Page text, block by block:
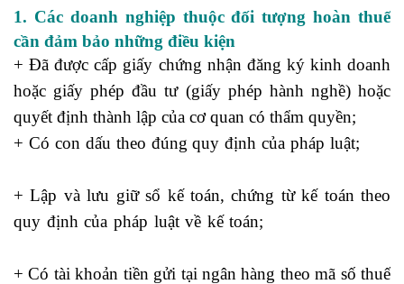
1. Các doanh nghiệp thuộc đối tượng hoàn thuế
cần đảm bảo những điều kiện
+ Đã được cấp giấy chứng nhận đăng ký kinh doanh
hoặc giấy phép đầu tư (giấy phép hành nghề) hoặc
quyết định thành lập của cơ quan có thẩm quyền;
+ Có con dấu theo đúng quy định của pháp luật;
+ Lập và lưu giữ sổ kế toán, chứng từ kế toán theo
quy định của pháp luật về kế toán;
+ Có tài khoản tiền gửi tại ngân hàng theo mã số thuế